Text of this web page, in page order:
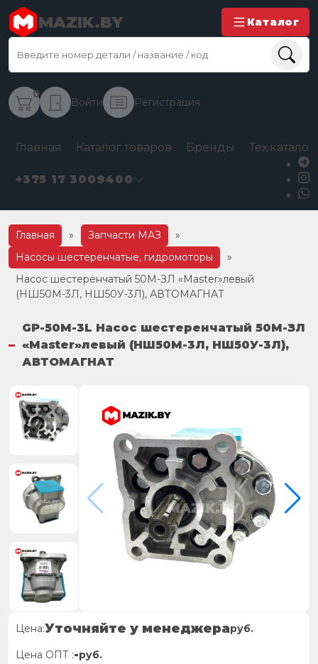
MAZIK.BY Каталог
0
Войти Регистрация
Главная Каталог товаров Бренды
+375 17 3009400
Главная » Запчасти МАЗ
»
Насосы шестеренчатые, гидромоторы
»
Насос шестеренчатый 50М-ЗЛ «Master»левый
(НШ50М-3Л, НШ50У-3Л), АВТОМАГНАТ
GP-50M-3L Насос шестеренчатый 50М-ЗЛ
«Master»левый (НШ50М-3Л, НШ50У-3Л),
АВТОМАГНАТ
Цена:Уточняйте у менеджераруб.
Цена ОПТ :-руб.